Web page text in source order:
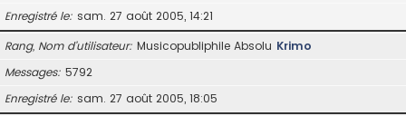
Enregistré le sam. 27 août 2005, 14:21
Rang, Nom d’utilisateur Musicopubliphile Absolu Krimo
Messages 5792
Enregistré le sam. 27 août 2005, 18:05